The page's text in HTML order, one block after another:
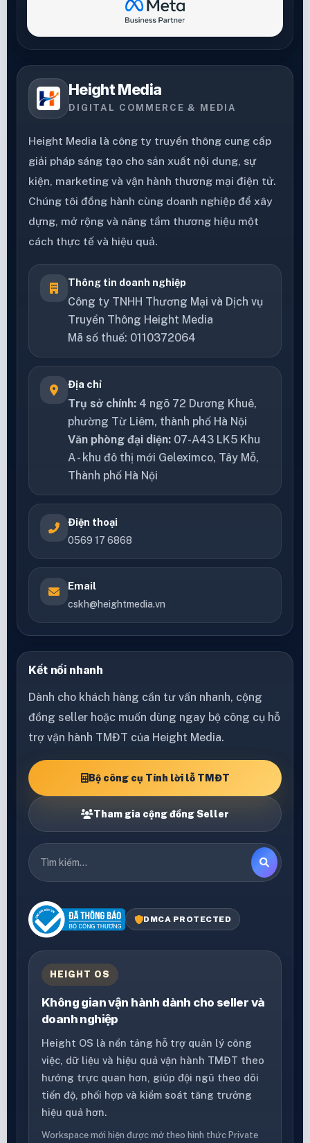
Height Media
DIGITAL COMMERCE & MEDIA
Height Media là công ty truyền thông cung cấp
giải pháp sáng tạo cho sản xuất nội dung, sự
kiện, marketing và vận hành thương mại điện tử.
Chúng tôi đồng hành cùng doanh nghiệp để xây
dựng, mở rộng và nâng tầm thương hiệu một
cách thực tế và hiệu quả.
Thông tin doanh nghiệp
Công ty TNHH Thương Mại và Dịch vụ
Truyền Thông Height Media
Mã số thuế: 0110372064
Địa chỉ
Trụ sở chính: 4 ngõ 72 Dương Khuê,
phường Từ Liêm, thành phố Hà Nội
Văn phòng đại diện: 07-A43 LK5 Khu
A - khu đô thị mới Geleximco, Tây Mỗ,
Thành phố Hà Nội
Điện thoại
0569 17 6868
Email
cskh@heightmedia.vn
Kết nối nhanh
Dành cho khách hàng cần tư vấn nhanh, cộng
đồng seller hoặc muốn dùng ngay bộ công cụ hỗ
trợ vận hành TMĐT của Height Media.
Bộ công cụ Tính lời lỗ TMĐT
Tham gia cộng đồng Seller
DMCA PROTECTED
HEIGHT OS
Không gian vận hành dành cho seller và
doanh nghiệp
Height OS là nền tảng hỗ trợ quản lý công
việc, dữ liệu và hiệu quả vận hành TMĐT theo
hướng trực quan hơn, giúp đội ngũ theo dõi
tiến độ, phối hợp và kiểm soát tăng trưởng
hiệu quả hơn.
Workspace mới hiện được mở theo hình thức Private